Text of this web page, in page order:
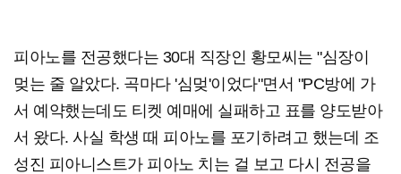
피아노를 전공했다는 30대 직장인 황모씨는 "심장이
멎는 줄 알았다. 곡마다 '심멎'이었다"면서 "PC방에 가
서 예약했는데도 티켓 예매에 실패하고 표를 양도받아
서 왔다. 사실 학생 때 피아노를 포기하려고 했는데 조
성진 피아니스트가 피아노 치는 걸 보고 다시 전공을